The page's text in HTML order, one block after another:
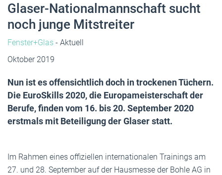
Glaser-Nationalmannschaft sucht
noch junge Mitstreiter
Fenster+Glas - Aktuell
Oktober 2019
Nun ist es offensichtlich doch in trockenen Tüchern.
Die EuroSkills 2020, die Europameisterschaft der
Berufe, finden vom 16. bis 20. September 2020
erstmals mit Beteiligung der Glaser statt.
Im Rahmen eines offiziellen internationalen Trainings am
27. und 28. September auf der Hausmesse der Bohle AG in